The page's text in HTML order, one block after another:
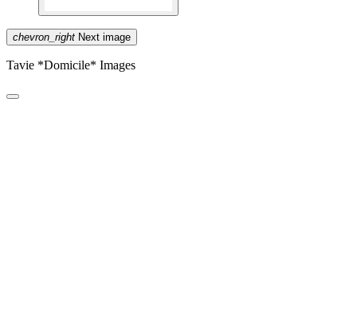
chevron_right Next image
Tavie *Domicile* Images